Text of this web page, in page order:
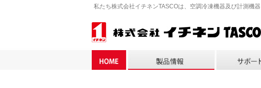
私たち株式会社イチネンTASCOは、空調冷凍機器及び計測機